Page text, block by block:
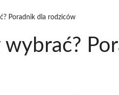
Poradnik dla rodziców